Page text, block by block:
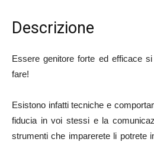
Descrizione
Essere genitore forte ed efficace
fare!
Esistono infatti tecniche e
fiducia in voi stessi e la
strumenti che imparerete li potrete